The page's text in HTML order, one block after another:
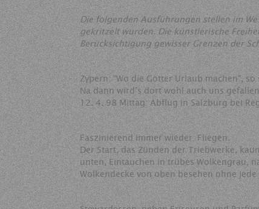
Die folgenden Ausführungen stellen im
gekritzelt wurden. Die künstlerische
Berücksichtigung gewisser Grenzen der
Zypern: “Wo die Götter Urlaub machen”,
Na dann wird’s dort wohl auch uns
12. 4. 98 Mittag: Abflug in Salzburg bei
Faszinierend immer wieder: Fliegen.
Der Start, das Zünden der Triebwerke,
unten, Eintauchen in trübes Wolkengrau,
Wolkendecke von oben besehen ohne